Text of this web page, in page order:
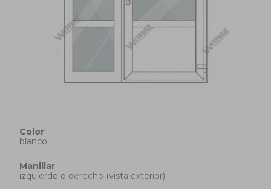
Color
blanco
Manillar
izquierdo o derecho (vista exterior)